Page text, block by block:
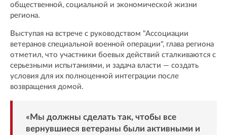
общественной, социальной и экономической жизни
региона.
Выступая на встрече с руководством "Ассоциации
ветеранов специальной военной операции", глава региона
отметил, что участники боевых действий сталкиваются с
серьезными испытаниями, и задача власти — создать
условия для их полноценной интеграции после
возвращения домой.
«Мы должны сделать так, чтобы все
вернувшиеся ветераны были активными и